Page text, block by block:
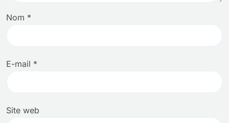
Nom *
E-mail *
Site web